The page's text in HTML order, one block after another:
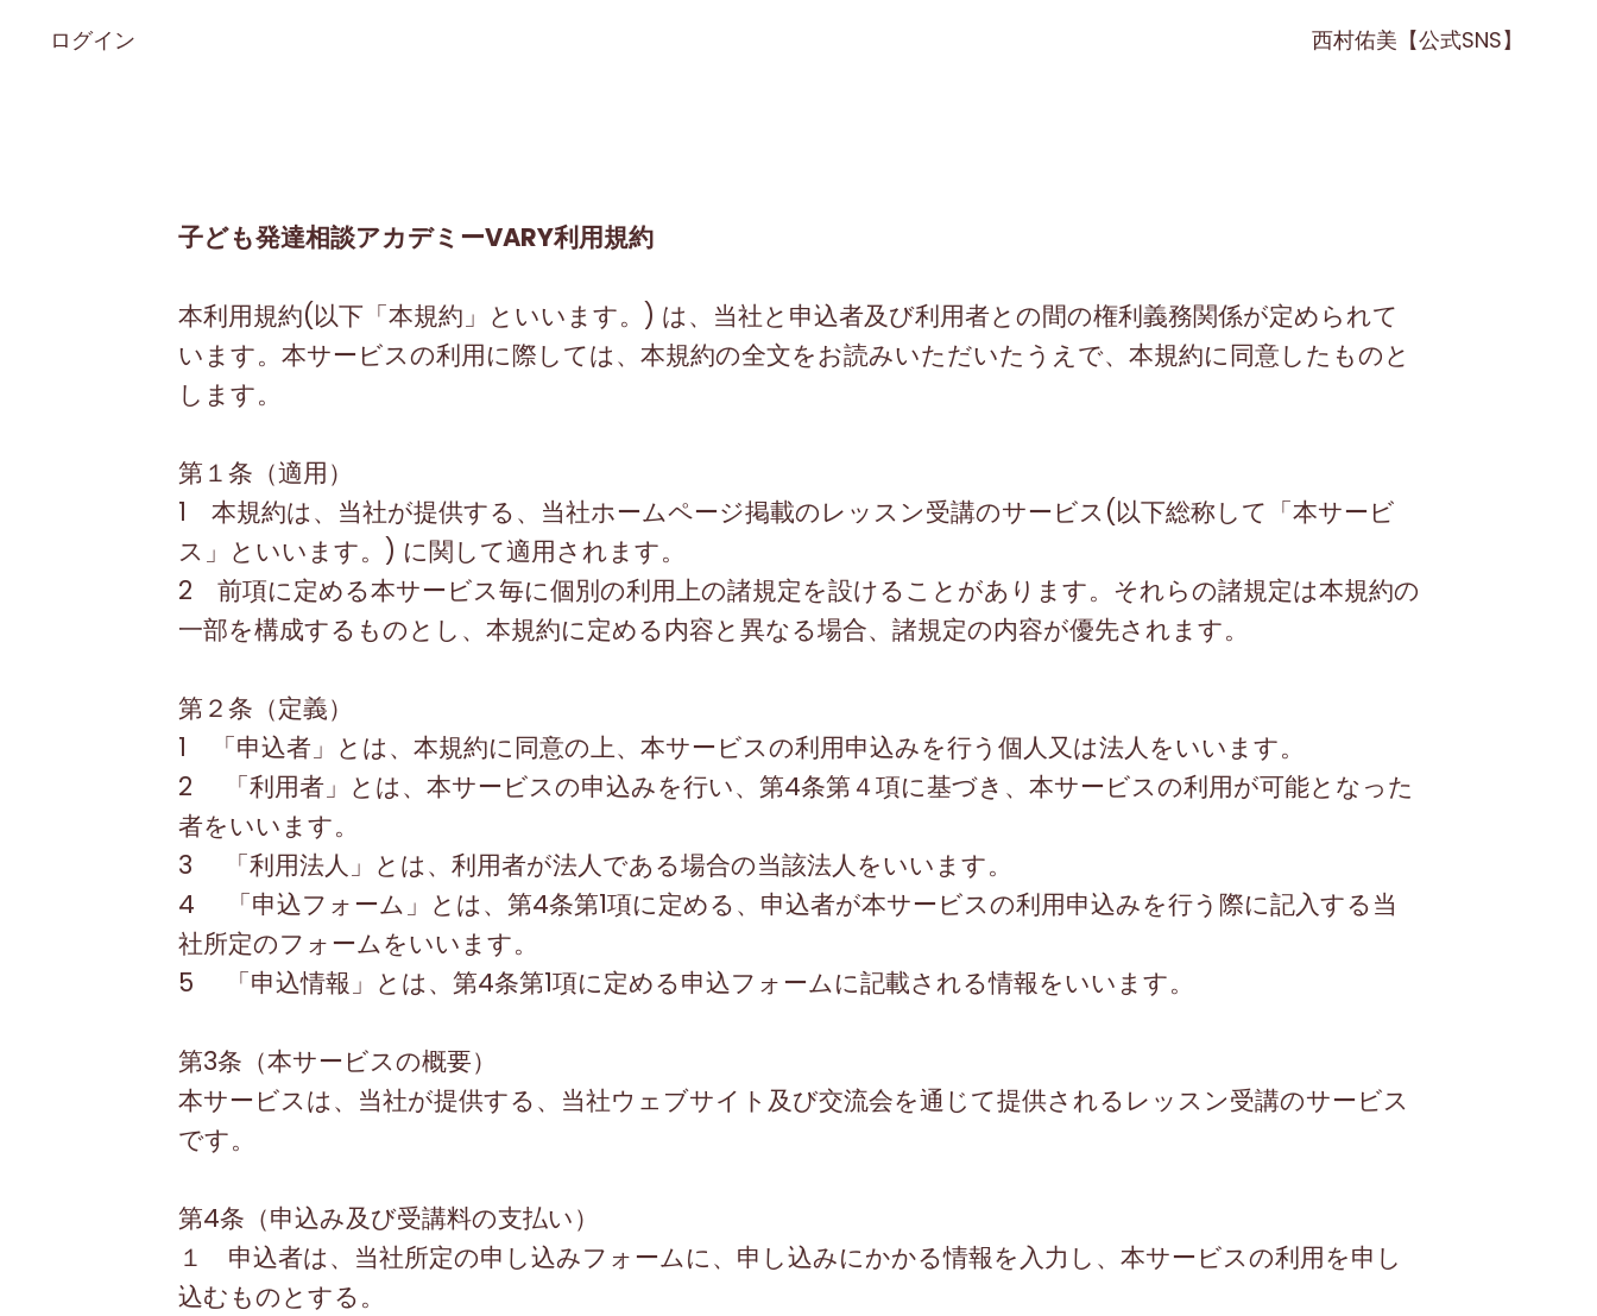
ログイン 西村佑美【公式SNS】
子ども発達相談アカデミーVARY利用規約
本利用規約(以下「本規約」といいます。 ) は、当社と申込者及び利用者との間の権利義務関係が定められて
います。本サービスの利用に際しては、本規約の全文をお読みいただいたうえで、本規約に同意したものと
します。
第１条（適用）
1 本規約は、当社が提供する、当社ホームページ掲載のレッスン受講のサービス(以下総称して「本サービ
ス」といいます。 ) に関して適用されます。
2 前項に定める本サービス毎に個別の利用上の諸規定を設けることがあります。それらの諸規定は本規約の
一部を構成するものとし、本規約に定める内容と異なる場合、諸規定の内容が優先されます。
第２条（定義）
1 「申込者」とは、本規約に同意の上、本サービスの利用申込みを行う個人又は法人をいいます。
2 「利用者」とは、本サービスの申込みを行い、第4条第４項に基づき、本サービスの利用が可能となった
者をいいます。
3 「利用法人」とは、利用者が法人である場合の当該法人をいいます。
4 「申込フォーム」とは、第4条第1項に定める、申込者が本サービスの利用申込みを行う際に記入する当
社所定のフォームをいいます。
5 「申込情報」とは、第4条第1項に定める申込フォームに記載される情報をいいます。
第3条（本サービスの概要）
本サービスは、当社が提供する、当社ウェブサイト及び交流会を通じて提供されるレッスン受講のサービス
です。
第4条（申込み及び受講料の支払い）
１ 申込者は、当社所定の申し込みフォームに、申し込みにかかる情報を入力し、本サービスの利用を申し
込むものとする。